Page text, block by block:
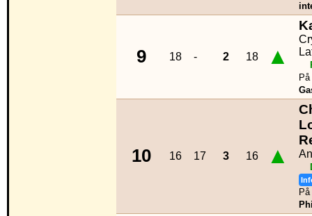
9 18 - 2 18 ▲
10 16 17 3 16 ▲